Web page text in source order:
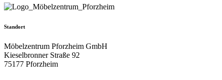
Standort
Möbelzentrum Pforzheim GmbH
Kieselbronner Straße 92
75177 Pforzheim